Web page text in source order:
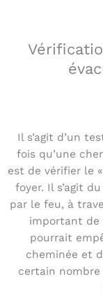
Il s’agit d’un
fois qu’une
est de vérifier le
foyer. Il s’agit
par le feu, à
important de
pourrait
cheminée et
certain